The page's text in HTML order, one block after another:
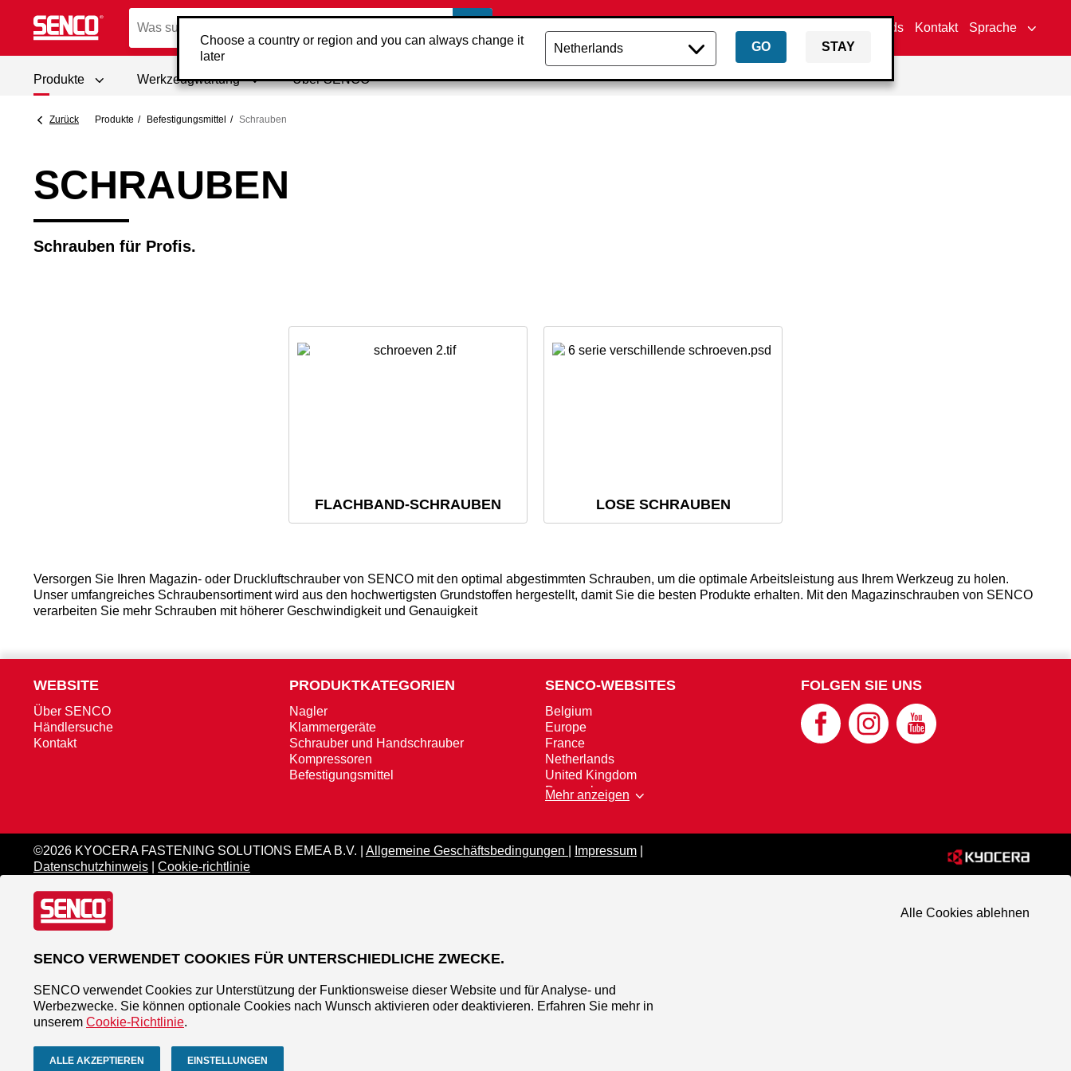
Choose a country or region and you can always change it
later
GO STAY
Downloads Kontakt Sprache
Produkte Werkzeugwartung Über SENCO
Zurück Produkte Befestigungsmittel Schrauben
SCHRAUBEN
Schrauben für Profis.
FLACHBAND-SCHRAUBEN LOSE SCHRAUBEN
Versorgen Sie Ihren Magazin- oder Druckluftschrauber von SENCO mit den optimal abgestimmten Schrauben, um die optimale Arbeitsleistung aus Ihrem Werkzeug zu holen.
Unser umfangreiches Schraubensortiment wird aus den hochwertigsten Grundstoffen hergestellt, damit Sie die besten Produkte erhalten. Mit den Magazinschrauben von SENCO
verarbeiten Sie mehr Schrauben mit höherer Geschwindigkeit und Genauigkeit
WEBSITE
Über SENCO
Händlersuche
Kontakt
PRODUKTKATEGORIEN
Nagler
Klammergeräte
Schrauber und Handschrauber
Kompressoren
Befestigungsmittel
SENCO-WEBSITES
Belgium
Europe
France
Netherlands
United Kingdom
Denmark
Hungary
Austria
Mehr anzeigen
FOLGEN SIE UNS
©2026 KYOCERA FASTENING SOLUTIONS EMEA B.V. | Allgemeine Geschäftsbedingungen Impressum
Datenschutzhinweis
Cookie-richtlinie
SENCO VERWENDET COOKIES FÜR UNTERSCHIEDLICHE ZWECKE.
SENCO verwendet Cookies zur Unterstützung der Funktionsweise dieser Website und für Analyse- und
Werbezwecke. Sie können optionale Cookies nach Wunsch aktivieren oder deaktivieren. Erfahren Sie mehr in
unserem Cookie-Richtlinie.
ALLE AKZEPTIEREN EINSTELLUNGEN
Alle Cookies ablehnen